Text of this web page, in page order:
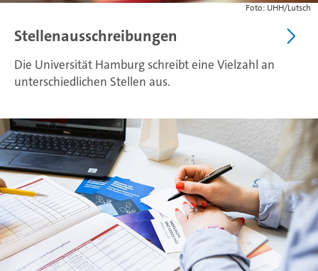
Foto: UHH/Lutsch
Stellenausschreibungen
Die Universität Hamburg schreibt eine Vielzahl an
unterschiedlichen Stellen aus.